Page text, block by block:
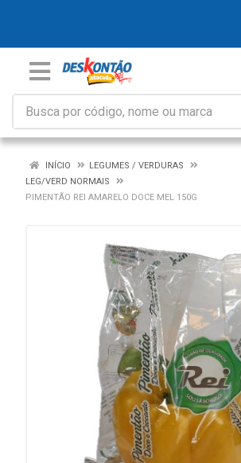
INÍCIO
LEGUMES / VERDURAS
LEG/VERD NORMAIS
PIMENTÃO REI AMARELO DOCE MEL 150G